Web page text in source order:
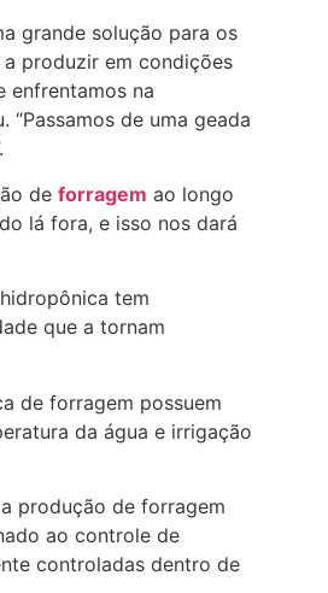
grande solução para os
produzir em condições
enfrentamos na
de uma geada
de forragem ao longo
lá fora, e isso nos dará
tem
que a tornam
de forragem possuem
da água e irrigação
produção de forragem
ao controle de
controladas dentro de